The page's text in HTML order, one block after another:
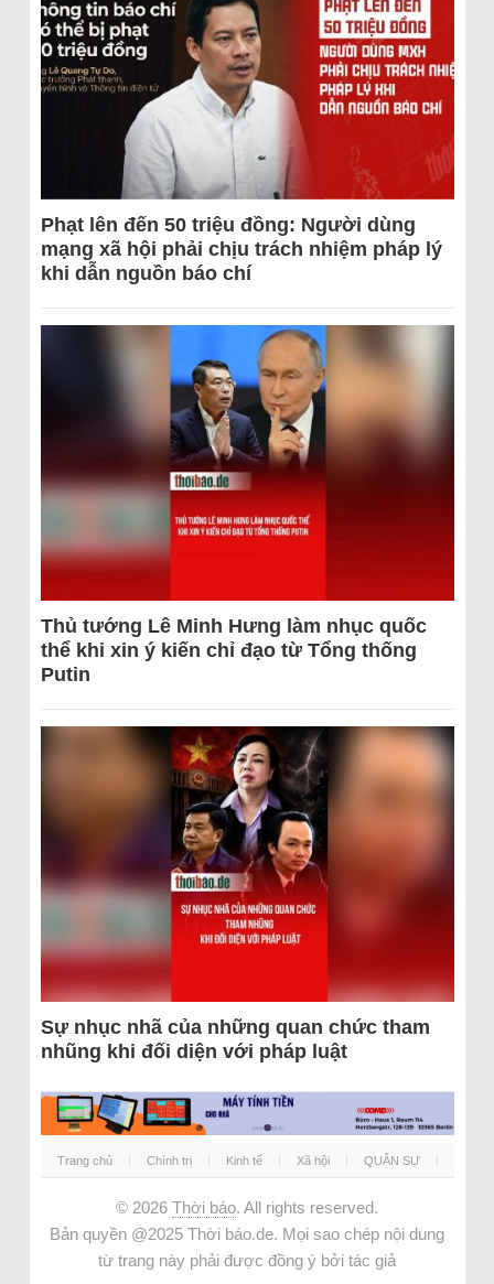
Phạt lên đến 50 triệu đồng: Người dùng
mạng xã hội phải chịu trách nhiệm pháp lý
khi dẫn nguồn báo chí
Thủ tướng Lê Minh Hưng làm nhục quốc
thể khi xin ý kiến chỉ đạo từ Tổng thống
Putin
Sự nhục nhã của những quan chức tham
nhũng khi đối diện với pháp luật
Trang chủ Chính trị Kinh tế Xã hội QUÂN SỰ
© 2026 Thời báo. All rights reserved.
Bản quyền @2025 Thời báo.de. Mọi sao chép nội dung
từ trang này phải được đồng ý bởi tác giả